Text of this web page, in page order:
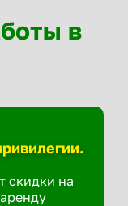
в
скидки на